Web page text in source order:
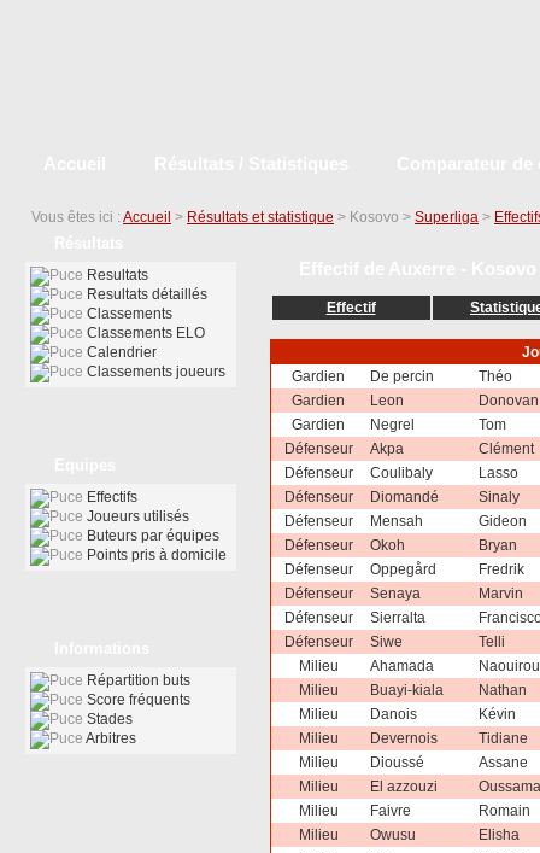
Vous êtes ici : Accueil > Résultats et statistique > Kosovo > Superliga >
Effectif
Gardien
De percin
Théo
Gardien
Leon
Gardien
Negrel
Tom
Défenseur
Akpa
Clément
Défenseur
Coulibaly
Lasso
Défenseur
Diomandé
Sinaly
Défenseur
Mensah
Gideon
Défenseur
Okoh
Bryan
Défenseur
Oppegård
Fredrik
Défenseur
Senaya
Marvin
Défenseur
Sierralta
Défenseur
Siwe
Telli
Milieu
Ahamada
Milieu
Buayi-kiala
Nathan
Milieu
Danois
Kévin
Milieu
Devernois
Tidiane
Milieu
Dioussé
Assane
Milieu
El azzouzi
Milieu
Faivre
Romain
Milieu
Owusu
Elisha
Resultats
Resultats détaillés
Classements
Classements ELO
Calendrier
Classements joueurs
Effectifs
Joueurs utilisés
Buteurs par équipes
Points pris à domicile
Répartition buts
Score fréquents
Stades
Arbitres